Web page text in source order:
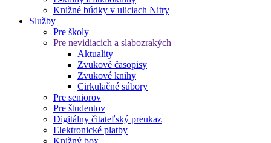
Knižné búdky v uliciach Nitry
Služby
Pre školy
Pre nevidiacich a slabozrakých
Aktuality
Zvukové časopisy
Zvukové knihy
Cirkulačné súbory
Pre seniorov
Pre študentov
Digitálny čitateľský preukaz
Elektronické platby
Knižný box